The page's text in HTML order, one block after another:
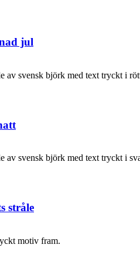
jul
av svensk björk med text tryckt i
av svensk björk med text tryckt i
stråle
motiv fram.